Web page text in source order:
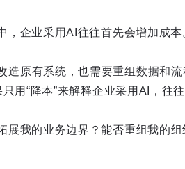
企业采用AI往往首先会增加成本
原有系统，也需要重组数据和流
用“降本”来解释企业采用AI，往往
我的业务边界？能否重组我的